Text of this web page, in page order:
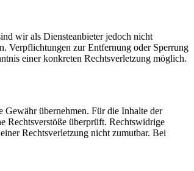
wir als Diensteanbieter jedoch nicht
Verpflichtungen zur Entfernung oder Sperrung
einer konkreten Rechtsverletzung möglich.
übernehmen. Für die Inhalte der
Rechtsverstöße überprüft. Rechtswidrige
Rechtsverletzung nicht zumutbar. Bei